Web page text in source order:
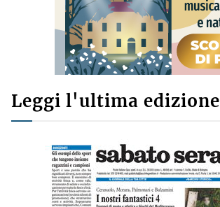
Leggi l'ultima edizione